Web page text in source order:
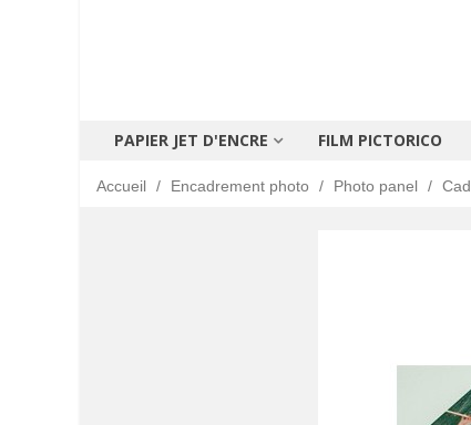
PAPIER JET D'ENCRE FILM PICTORICO
Accueil / Encadrement photo / Photo panel /